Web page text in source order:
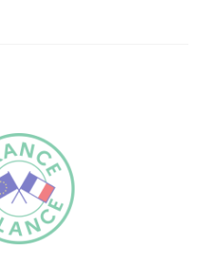
FR